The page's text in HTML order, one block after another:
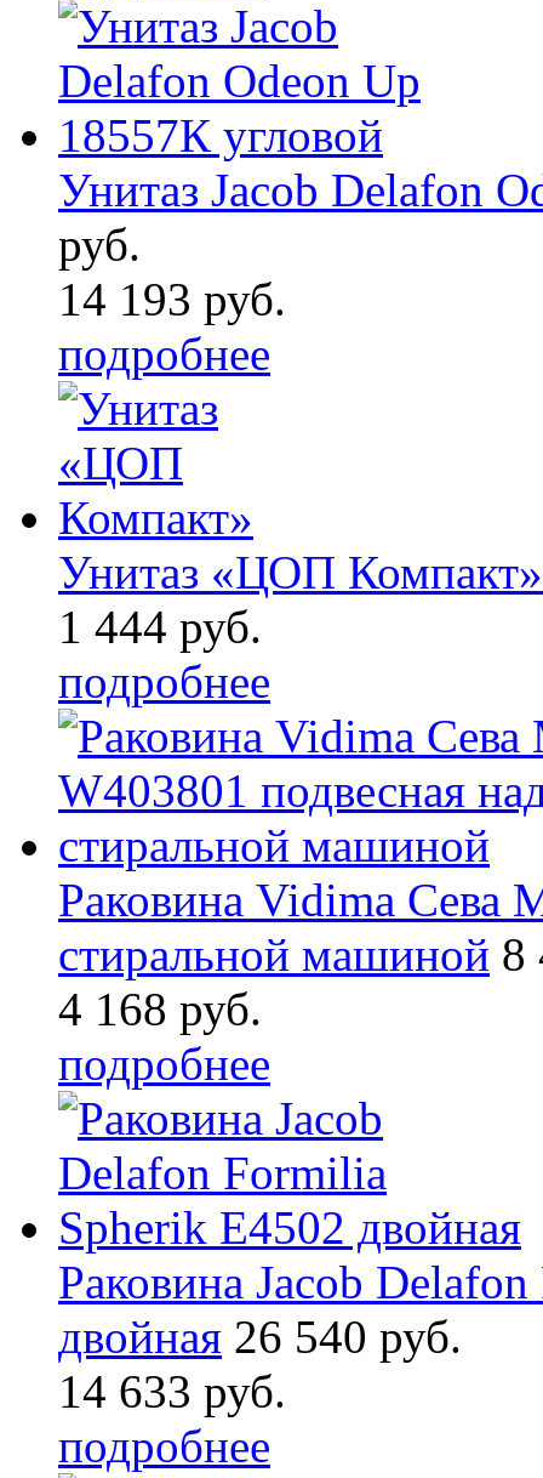
Унитаз Jacob Delafon
руб.
14 193 руб.
подробнее
Унитаз «ЦОП Компакт»
1 444 руб.
подробнее
Раковина Vidima Сева
стиральной машиной 8
4 168 руб.
подробнее
Раковина Jacob
двойная 26 540 руб.
14 633 руб.
подробнее